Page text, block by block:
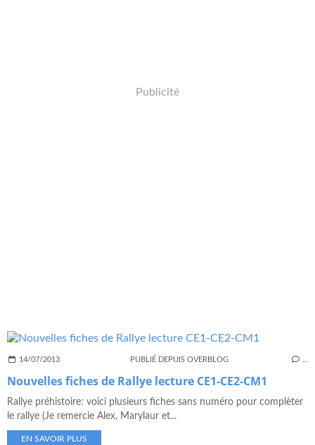
Publicité
14/07/2013 PUBLIÉ DEPUIS OVERBLOG
Nouvelles fiches de Rallye lecture CE1-CE2-CM1
Rallye préhistoire: voici plusieurs fiches sans numéro pour complèter
le rallye (Je remercie Alex, Marylaur et...
EN SAVOIR PLUS